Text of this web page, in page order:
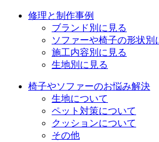
修理と制作事例
ブランド別に見る
ソファーや椅子の形状別
施工内容別に見る
生地別に見る
椅子やソファーのお悩み解決
生地について
ペット対策について
クッションについて
その他